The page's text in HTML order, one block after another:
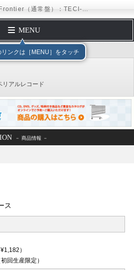
風男塾（ふだんじゅく）［Frontier（通常盤）：TECI-983］ / IMPERIAL RECORDS
MENU
LINE
ンクは［MENU］をタッチ
テイチクエンタテインメント
リアルレコード
ス
）
回生産限定）